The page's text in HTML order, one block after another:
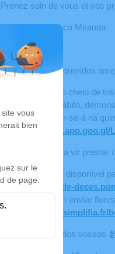
Prenez soin de vous et vos
La famille Fonseca Miranda
- - - - - - - - -
Querida família, queridos
É com o coração cheio de
Como era seu hábito,
O funeral realizar-se-á na
📍https://maps.app.goo.gl/
Convidamo-vos a vir prestar
Um espaço está disponível
https://avis-de-
Poderão também enviar
https://www.simplifia.fr/
Cuidai de vós e dos vossos 🫂